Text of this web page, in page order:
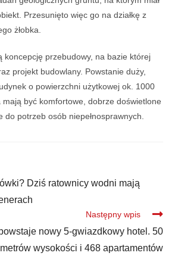
Przesunięto więc go na działkę z
żłobka.
koncepcję przebudowy, na bazie której
projekt budowlany. Powstanie duży,
o powierzchni użytkowej ok. 1000
mają być komfortowe, dobrze doświetlone
do potrzeb osób niepełnosprawnych.
Dziś ratownicy wodni mają
Następny wpis
nowy 5-gwiazdkowy hotel. 50
metrów wysokości i 468 apartamentów